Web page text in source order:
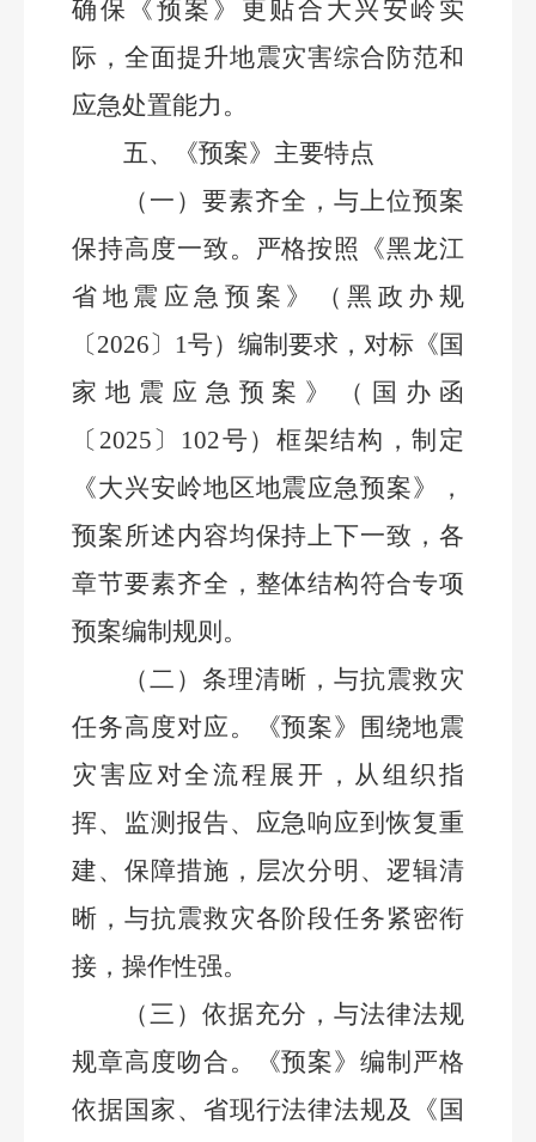
确保 《 预案 》 更贴合大兴安岭实
际，全面提升地震灾害综合防范和
应急处置能力。
五、
《预案》主要特点
（一）要素齐全，与上位预案
保持高度一致。
严格按照 《黑龙江
省地震应急预案 》 （黑政办规
〔2026〕 1号）编制要求，对标《国
家地震应急预案》
（ 国办函
〔 2025 〕 102号）框架结构，制定
《大兴安岭地区地震应急预案》，
预案所述内容均保持上下一致，各
章节要素齐全，整体结构符合专项
预案编制规则。
（二）条理清晰，与抗震救灾
任务高度对应。
《预案》围绕地震
灾害应对全流程展开，从组织指
挥、监测报告、应急响应到恢复重
建、保障措施，层次分明、逻辑清
晰，与抗震救灾各阶段任务紧密衔
接，操作性强。
（三）依据充分，与法律法规
规章高度吻合。
《预案》编制严格
依据国家、省现行法律法规及《国